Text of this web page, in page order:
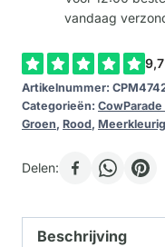
vandaag
Artikelnummer:
Categorieën:
Groen, Rood, Meerkleurig
Delen:
Beschrijving